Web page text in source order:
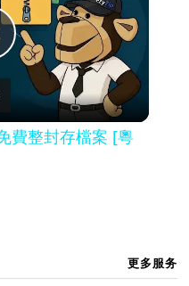
費整封存檔案 [粵
更多服务